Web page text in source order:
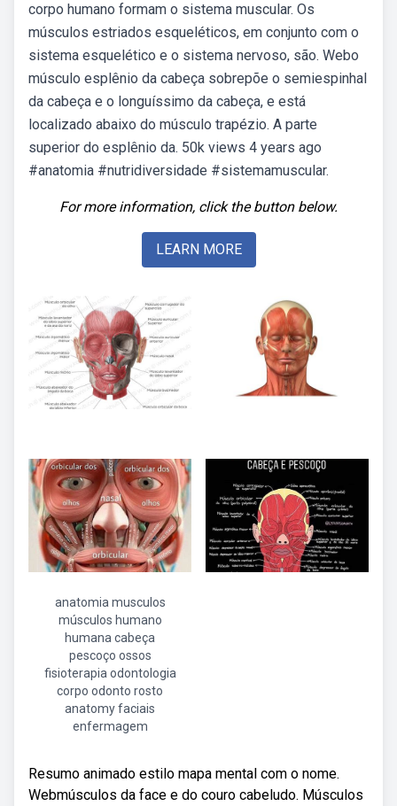
corpo humano formam o sistema muscular. Os
músculos estriados esqueléticos, em conjunto com o
sistema esquelético e o sistema nervoso, são. Webo
músculo esplênio da cabeça sobrepõe o semiespinhal
da cabeça e o longuíssimo da cabeça, e está
localizado abaixo do músculo trapézio. A parte
superior do esplênio da. 50k views 4 years ago
#anatomia #nutridiversidade #sistemamuscular.
For more information, click the button below.
LEARN MORE
anatomia musculos
músculos humano
humana cabeça
pescoço ossos
fisioterapia odontologia
corpo odonto rosto
anatomy faciais
enfermagem
Resumo animado estilo mapa mental com o nome.
Webmúsculos da face e do couro cabeludo. Músculos